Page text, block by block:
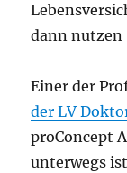
dann nutzen
Einer der
der LV
proConcept
unterwegs